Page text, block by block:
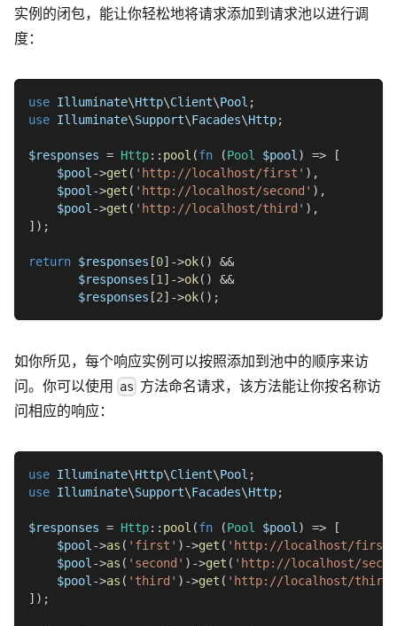
实例的闭包，能让你轻松地将请求添加到请求池以进行调
度：
use Illuminate\Http\Client\Pool ;
use Illuminate\Support\Facades\Http;
$responses = Http:: pool (fn (Pool $pool ) =>
[
$pool ->get ( 'http://localhost/first' ) ,
$pool ->get ( 'http://localhost/second' ) ,
$pool ->get ( 'http://localhost/third' ) ,
] ) ;
return $responses [0] ->ok( )
&&
$responses [1 ] ->ok( )
&&
$responses [2] ->ok( ) ;
如你所见，每个响应实例可以按照添加到池中的顺序来访
问。你可以使用
as 方法命名请求，该方法能让你按名称访
问相应的响应：
use Illuminate\Http\Client\Pool ;
use Illuminate\Support\Facades\Http;
$responses = Http:: pool (fn (Pool $pool) =>
[
$pool->as ( 'first' ) ->get ( 'http://localhost/first'
$pool->as ( 'second' ) ->get ( 'http://localhost/
$pool->as ( 'third' ) ->get ( 'http://localhost/third'
] ) ;